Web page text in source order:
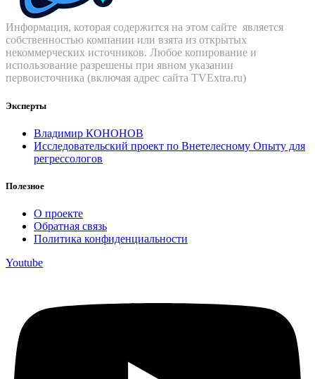
Информация, которая содержится на этом сайте является
собственностью компании или взята из открытых
некоммерческих источников. Любое копирование и
использование разрешены при явном указании
первоисточника (включая адрес сайта TVExtra.ru)
Эксперты
Владимир КОНОНОВ
Исследовательский проект по Внетелесному Опыту для
регрессологов
Полезное
О проекте
Обратная связь
Политика конфиденциальности
Youtube